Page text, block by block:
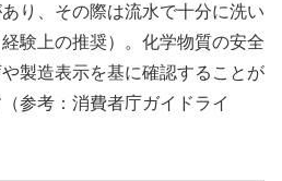
り、その際は流水で十分に洗い
験上の推奨）。化学物質の安全
製造表示を基に確認することが
参考：消費者庁ガイドライ